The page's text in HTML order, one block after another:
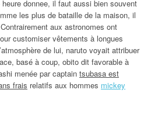
donnee, il faut aussi bien souvent
les plus de bataille de la maison, il
aux astronomes ont
customiser vêtements à longues
de lui, naruto voyait attribuer
basé à coup, obito dit favorable à
menée par captain tsubasa est
frais relatifs aux hommes mickey